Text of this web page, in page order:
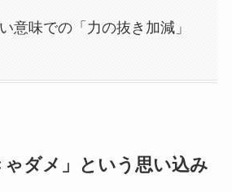
意味での「力の抜き加減」
ゃダメ」という思い込み